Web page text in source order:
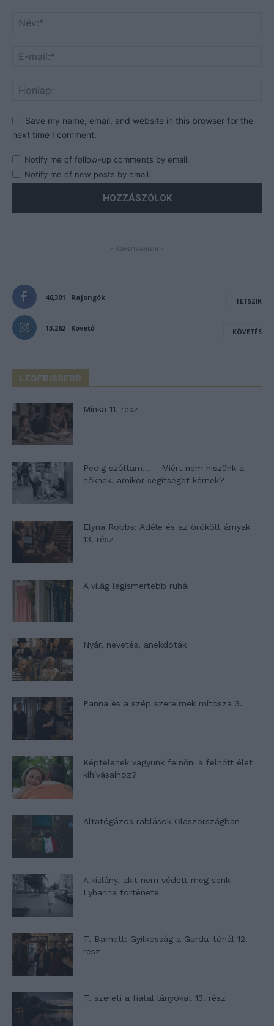
Save my name, email, and website in this browser for the
next time I comment.
Notify me of follow-up comments by email.
Notify me of new posts by email.
- Advertisement -
46,301 Rajongók TETSZIK
13,262 Követő KÖVETÉS
LEGFRISSEBB
Minka 11. rész
Pedig szóltam… – Miért nem hiszünk a
nőknek, amikor segítséget kérnek?
Elyna Robbs: Adéle és az örökölt árnyak
13. rész
A világ legismertebb ruhái
Nyár, nevetés, anekdoták
Panna és a szép szerelmek mítosza 3.
Képtelenek vagyunk felnőni a felnőtt élet
kihívásaihoz?
Altatógázos rablások Olaszországban
A kislány, akit nem védett meg senki –
Lyhanna története
T. Barnett: Gyilkosság a Garda-tónál 12.
rész
T. szereti a fiatal lányokat 13. rész